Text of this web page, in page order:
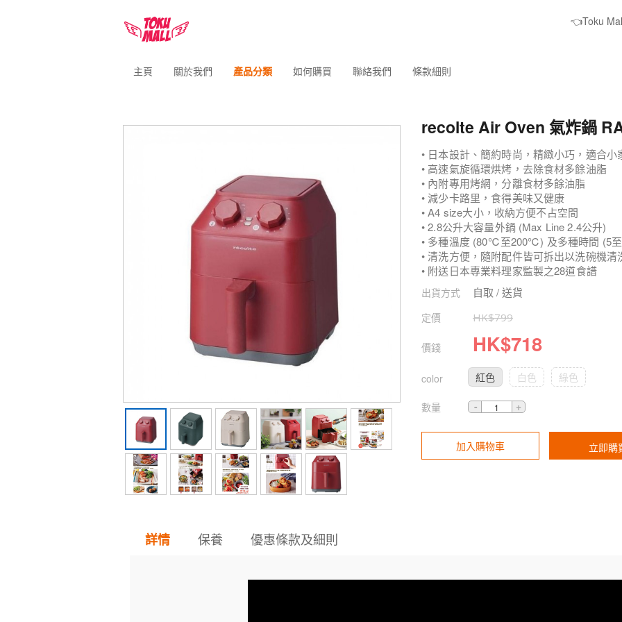
👈Toku
主頁 關於我們 產品分類 如何購買 聯絡我們 條款細則
recolte Air Oven 氣炸鍋
• 日本設計、簡約時尚，精緻小巧，適合小
• 高速氣旋循環烘烤，去除食材多餘油脂
• 內附專用烤網，分離食材多餘油脂
• 減少卡路里，食得美味又健康
• A4 size大小，收納方便不占空間
• 2.8公升大容量外鍋 (Max Line 2.4公升)
• 多種溫度 (80℃至200℃) 及多種時間 (5
• 清洗方便，隨附配件皆可拆出以洗碗機清
• 附送日本專業料理家監製之28道食譜
出貨方式 自取 / 送貨
定價 HK$799
價錢 HK$718
color 紅色 白色 綠色
數量
加入購物車 立即購
詳情 保養 優惠條款及細則